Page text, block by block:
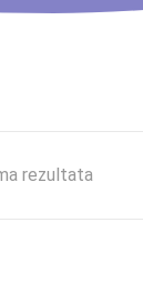
rezultata